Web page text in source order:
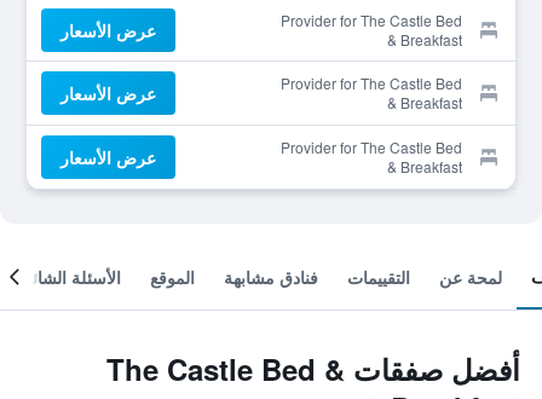
Provider for The Castle Bed
& Breakfast
عرض الأسعار
Provider for The Castle Bed
& Breakfast
عرض الأسعار
Provider for The Castle Bed
& Breakfast
عرض الأسعار
لمحة عن التقييمات فنادق مشابهة الموقع الأسئلة الشائعة
أفضل صفقات The Castle Bed &